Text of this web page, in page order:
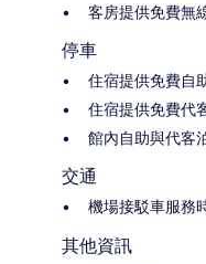
客房提供免費無
停車
住宿提供免費自
住宿提供免費代
館內自助與代客
交通
機場接駁車服務
其他資訊